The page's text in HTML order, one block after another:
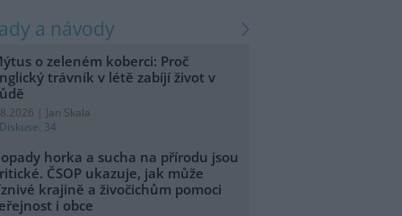
a návody
o zeleném koberci: Proč
trávník v létě zabíjí život v
| Jan Skala
Diskuse: 34
horka a sucha na přírodu jsou
ČSOP ukazuje, jak může
krajině a živočichům pomoci
i obce